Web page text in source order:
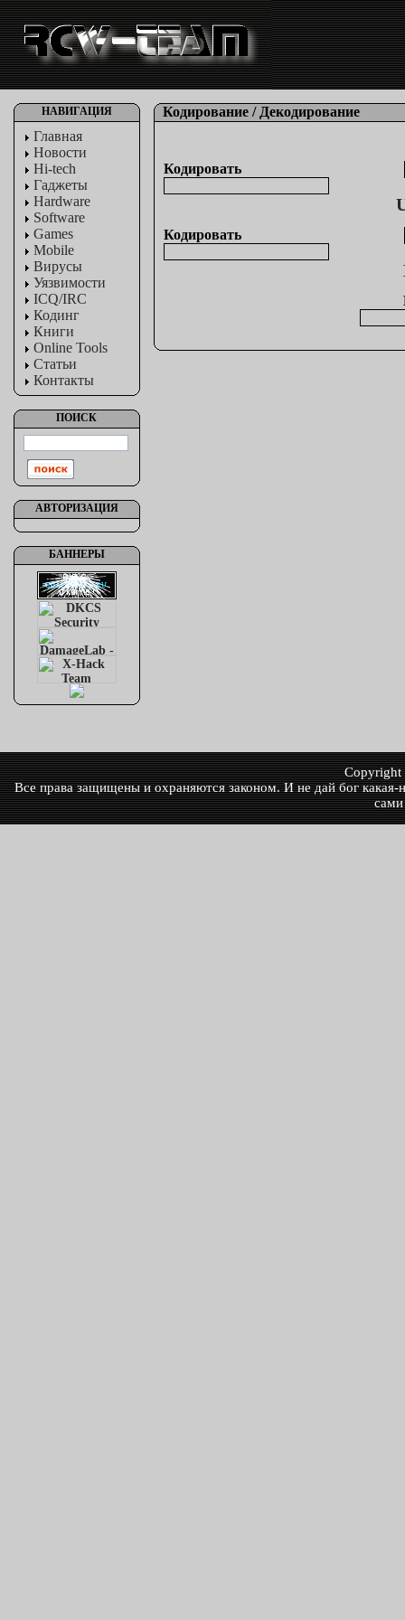
НАВИГАЦИЯ
Главная
Новости
Hi-tech
Гаджеты
Hardware
Software
Games
Mobile
Вирусы
Уязвимости
ICQ/IRC
Кодинг
Книги
Online Tools
Статьи
Контакты
ПОИСК
АВТОРИЗАЦИЯ
БАННЕРЫ
Кодирование / Декодирование
Кодировать
Кодировать
Все права защищены и охраняются законом. И не дай бог какая-
сами